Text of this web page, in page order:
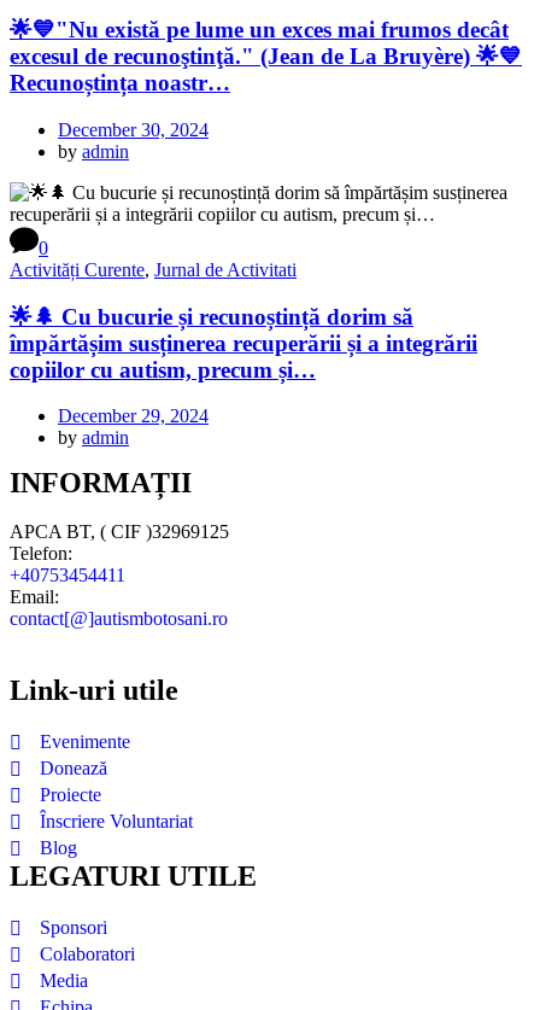
🌟💙"Nu există pe lume un exces mai frumos decât
excesul de recunoştinţă." (Jean de La Bruyère) 🌟💙
Recunoștința noastr…
December 30, 2024
by admin
0
Activități Curente, Jurnal de Activitati
🌟🌲 Cu bucurie și recunoștință dorim să
împărtășim susținerea recuperării și a integrării
copiilor cu autism, precum și…
December 29, 2024
by admin
INFORMAȚII
APCA BT, ( CIF )32969125
Telefon:
+40753454411
Email:
contact[@]autismbotosani.ro
Link-uri utile
Evenimente
Donează
Proiecte
Înscriere Voluntariat
Blog
LEGATURI UTILE
Sponsori
Colaboratori
Media